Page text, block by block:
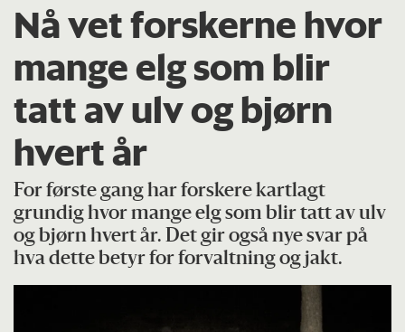
Nå vet forskerne hvor
mange elg som blir
tatt av ulv og bjørn
hvert år
For første gang har forskere kartlagt
grundig hvor mange elg som blir tatt av ulv
og bjørn hvert år. Det gir også nye svar på
hva dette betyr for forvaltning og jakt.